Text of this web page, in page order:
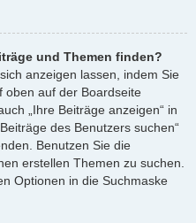
und Themen finden?
anzeigen lassen, indem Sie
oben auf der Boardseite
„Ihre Beiträge anzeigen“ in
des Benutzers suchen“
Benutzen Sie die
erstellen Themen zu suchen.
Optionen in die Suchmaske